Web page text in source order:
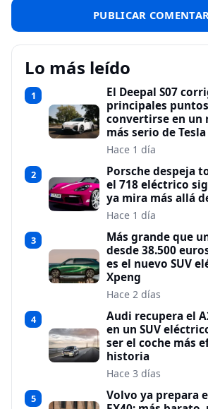
Lo más leído
1
El Deepal S07
principales
convertirse en un
más serio de Tesla
Hace 1 día
2
Porsche despeja
el 718 eléctrico
ya mira más allá
Hace 1 día
3
Más grande que
desde 38.500
es el nuevo SUV
Xpeng
Hace 2 días
4
Audi recupera el
en un SUV
ser el coche más
historia
Hace 3 días
5
Volvo ya prepara